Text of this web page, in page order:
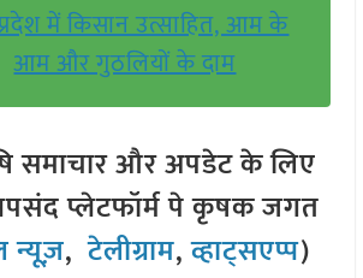
में किसान उत्साहित, आम के
आम और गुठलियों के दाम
समाचार और अपडेट के लिए
प्लेटफॉर्म पे कृषक जगत
न्यूज़,टेलीग्राम,व्हाट्सएप्प)